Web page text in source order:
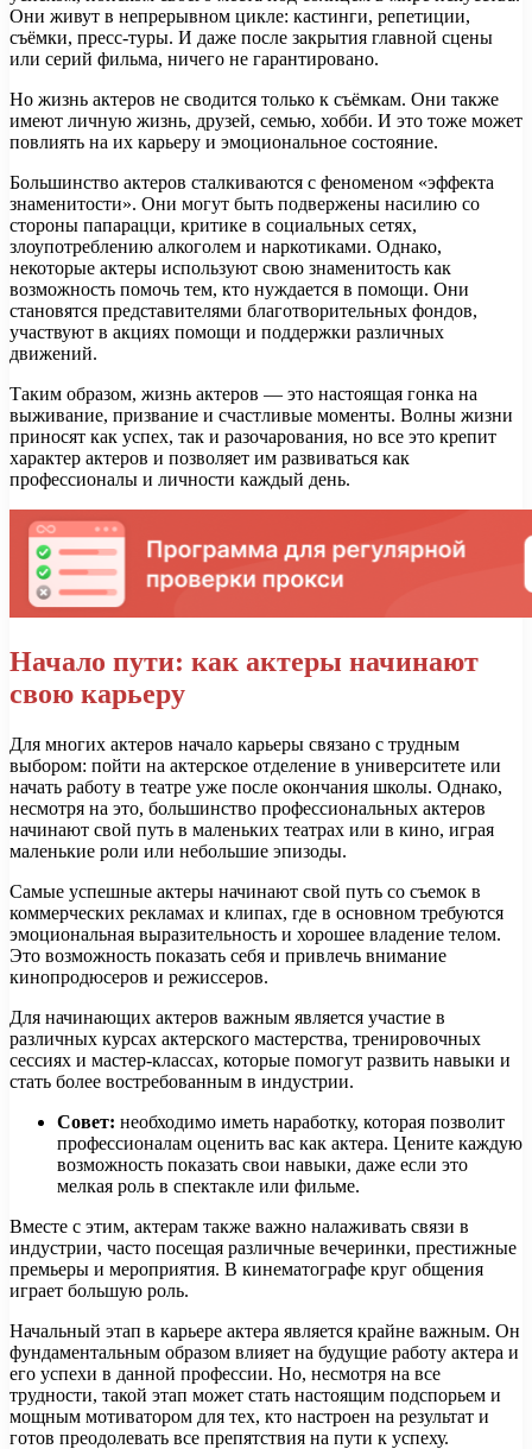
Они живут в непрерывном цикле: кастинги, репетиции,
съёмки, пресс-туры. И даже после закрытия главной сцены
или серий фильма, ничего не гарантировано.
Но жизнь актеров не сводится только к съёмкам. Они также
имеют личную жизнь, друзей, семью, хобби. И это тоже может
повлиять на их карьеру и эмоциональное состояние.
Большинство актеров сталкиваются с феноменом «эффекта
знаменитости». Они могут быть подвержены насилию со
стороны папарацци, критике в социальных сетях,
злоупотреблению алкоголем и наркотиками. Однако,
некоторые актеры используют свою знаменитость как
возможность помочь тем, кто нуждается в помощи. Они
становятся представителями благотворительных фондов,
участвуют в акциях помощи и поддержки различных
движений.
Таким образом, жизнь актеров — это настоящая гонка на
выживание, призвание и счастливые моменты. Волны жизни
приносят как успех, так и разочарования, но все это крепит
характер актеров и позволяет им развиваться как
профессионалы и личности каждый день.
Начало пути: как актеры начинают
свою карьеру
Для многих актеров начало карьеры связано с трудным
выбором: пойти на актерское отделение в университете или
начать работу в театре уже после окончания школы. Однако,
несмотря на это, большинство профессиональных актеров
начинают свой путь в маленьких театрах или в кино, играя
маленькие роли или небольшие эпизоды.
Самые успешные актеры начинают свой путь со съемок в
коммерческих рекламах и клипах, где в основном требуются
эмоциональная выразительность и хорошее владение телом.
Это возможность показать себя и привлечь внимание
кинопродюсеров и режиссеров.
Для начинающих актеров важным является участие в
различных курсах актерского мастерства, тренировочных
сессиях и мастер-классах, которые помогут развить навыки и
стать более востребованным в индустрии.
Совет: необходимо иметь наработку, которая позволит
профессионалам оценить вас как актера. Цените каждую
возможность показать свои навыки, даже если это
мелкая роль в спектакле или фильме.
Вместе с этим, актерам также важно налаживать связи в
индустрии, часто посещая различные вечеринки, престижные
премьеры и мероприятия. В кинематографе круг общения
играет большую роль.
Начальный этап в карьере актера является крайне важным. Он
фундаментальным образом влияет на будущие работу актера и
его успехи в данной профессии. Но, несмотря на все
трудности, такой этап может стать настоящим подспорьем и
мощным мотиватором для тех, кто настроен на результат и
готов преодолевать все препятствия на пути к успеху.